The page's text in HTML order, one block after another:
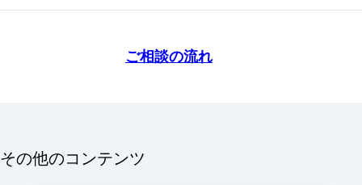
ご相談の流れ
その他のコンテンツ